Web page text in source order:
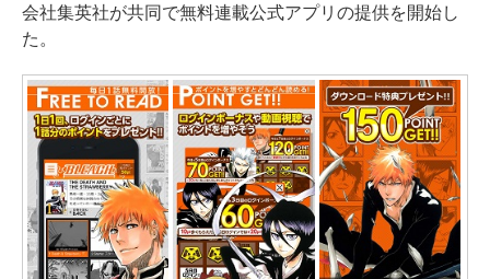
会社集英社が共同で無料連載公式アプリの提供を開始し
た。